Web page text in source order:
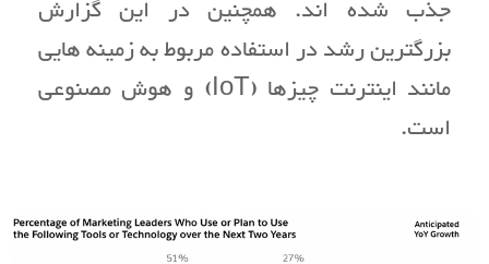
جذب شده اند. همچنین در این گزارش
بزرگترین رشد در استفاده مربوط به زمینه هایی
مانند اینترنت چیزها (IoT) و هوش مصنوعی
است.